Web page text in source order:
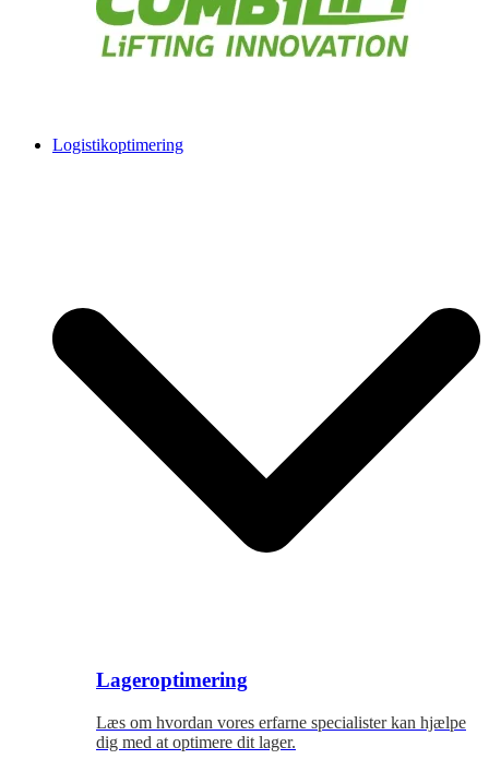
Logistikoptimering
Lageroptimering
Læs om hvordan vores erfarne specialister kan hjælpe
dig med at optimere dit lager.